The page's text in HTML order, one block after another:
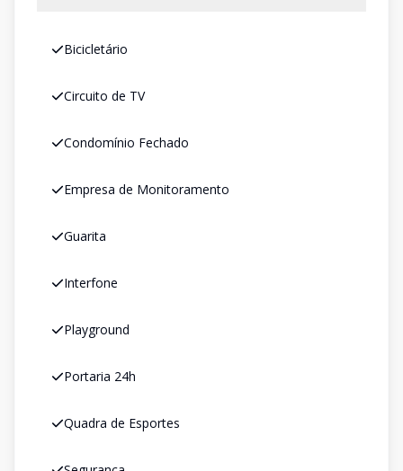
Bicicletário
Circuito de TV
Condomínio Fechado
Empresa de Monitoramento
Guarita
Interfone
Playground
Portaria 24h
Quadra de Esportes